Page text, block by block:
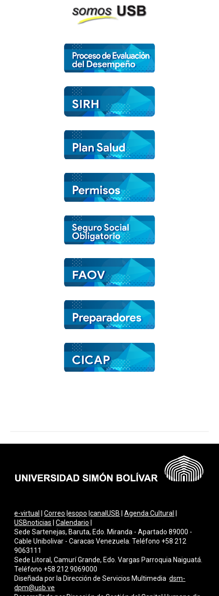
e-virtual |Correo |esopo |canalUSB |Agenda Cultural
USBnoticias |Calendario
Sede Sartenejas, Baruta, Edo. Miranda - Apartado 89000 -
Cable Unibolivar - Caracas Venezuela. Teléfono +58 212
9063111
Sede Litoral, Camurí Grande, Edo. Vargas Parroquia Naiguatá.
Teléfono +58 212 9069000
Diseñada por la Dirección de Servicios Multimediadsm-
dpm@usb.ve